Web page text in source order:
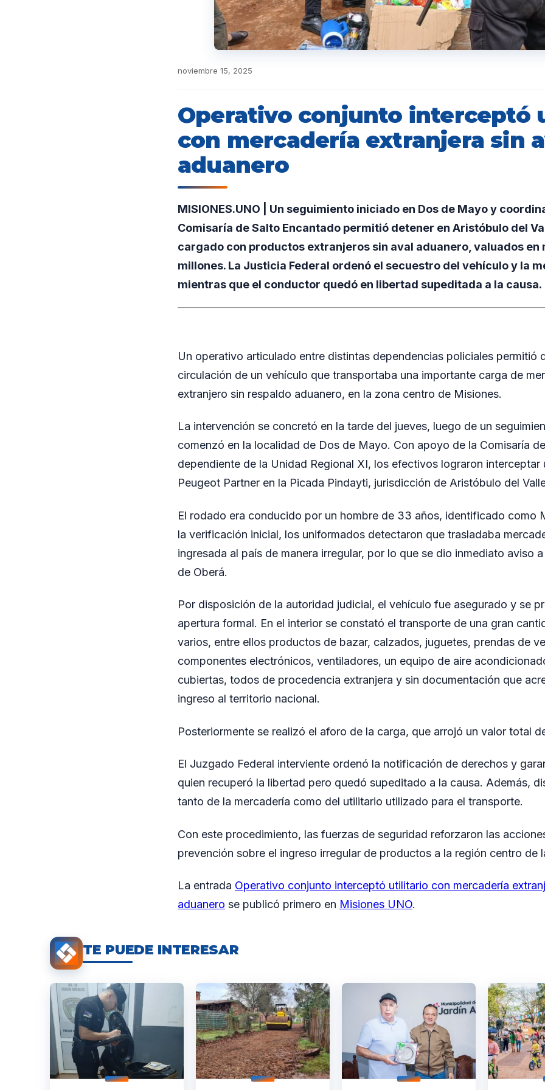
noviembre 15, 2025
Operativo conjunto interceptó
con mercadería extranjera sin
aduanero
MISIONES.UNO | Un seguimiento iniciado en Dos de Mayo y
Comisaría de Salto Encantado permitió detener en Aristóbulo del
cargado con productos extranjeros sin aval aduanero, valuados en
millones. La Justicia Federal ordenó el secuestro del vehículo y la
mientras que el conductor quedó en libertad supeditada a la causa.
Un operativo articulado entre distintas dependencias policiales permitió
circulación de un vehículo que transportaba una importante carga de
extranjero sin respaldo aduanero, en la zona centro de Misiones.
La intervención se concretó en la tarde del jueves, luego de un
comenzó en la localidad de Dos de Mayo. Con apoyo de la Comisaría
dependiente de la Unidad Regional XI, los efectivos lograron interceptar
Peugeot Partner en la Picada Pindayti, jurisdicción de Aristóbulo del
El rodado era conducido por un hombre de 33 años, identificado como
la verificación inicial, los uniformados detectaron que trasladaba
ingresada al país de manera irregular, por lo que se dio inmediato aviso
de Oberá.
Por disposición de la autoridad judicial, el vehículo fue asegurado y se
apertura formal. En el interior se constató el transporte de una gran
varios, entre ellos productos de bazar, calzados, juguetes, prendas de
componentes electrónicos, ventiladores, un equipo de aire
cubiertas, todos de procedencia extranjera y sin documentación que
ingreso al territorio nacional.
Posteriormente se realizó el aforo de la carga, que arrojó un valor total
El Juzgado Federal interviente ordenó la notificación de derechos y
quien recuperó la libertad pero quedó supeditado a la causa. Además,
tanto de la mercadería como del utilitario utilizado para el transporte.
Con este procedimiento, las fuerzas de seguridad reforzaron las
prevención sobre el ingreso irregular de productos a la región centro de
La entrada Operativo conjunto interceptó utilitario con mercadería
aduanero se publicó primero en Misiones UNO.
TE PUEDE INTERESAR